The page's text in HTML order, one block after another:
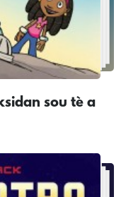
sou tè a